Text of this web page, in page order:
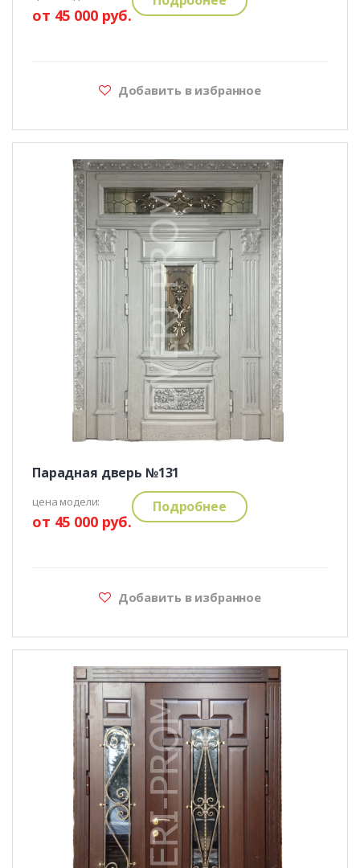
от 45 000 руб.
Добавить в избранное
Парадная дверь №131
цена модели:
от 45 000 руб.
Подробнее
Добавить в избранное